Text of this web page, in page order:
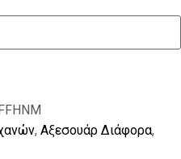
, Αξεσουάρ Διάφορα,